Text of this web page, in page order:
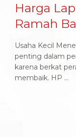
Harga
Ramah
Usaha Kecil
penting dalam
karena berkat
membaik. HP ...